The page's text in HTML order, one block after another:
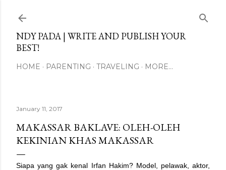
NDY PADA | WRITE AND PUBLISH YOUR
BEST!
HOME PARENTING TRAVELING MORE…
January 11, 2017
MAKASSAR BAKLAVE: OLEH-OLEH
KEKINIAN KHAS MAKASSAR
Siapa yang gak kenal Irfan Hakim? Model, pelawak, aktor,